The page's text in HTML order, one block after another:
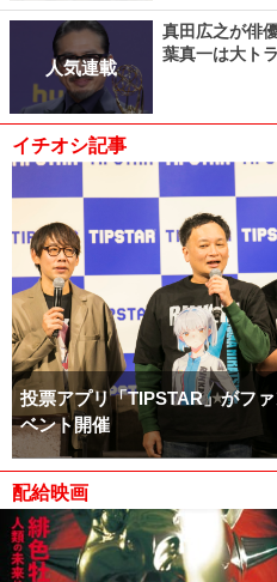
人気連載
真田広之が俳
葉真一は大ト
イチオシ記事
投票アプリ「TIPSTAR」がフ
ベント開催
配給映画